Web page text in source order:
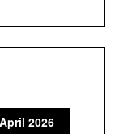
April 2026